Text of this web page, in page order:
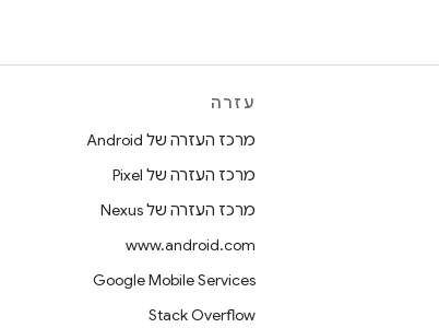
עזרה
מרכז העזרה של Android
מרכז העזרה של Pixel
מרכז העזרה של Nexus
www.android.com
Google Mobile Services
Stack Overflow